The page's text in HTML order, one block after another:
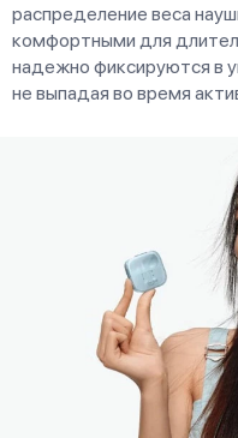
распределение веса
комфортными для
надежно фиксируются в
не выпадая во время